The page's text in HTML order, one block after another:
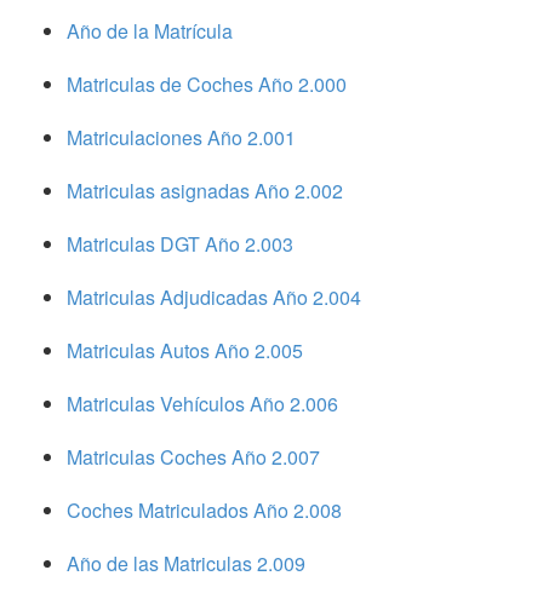
Año de la Matrícula
Matriculas de Coches Año 2.000
Matriculaciones Año 2.001
Matriculas asignadas Año 2.002
Matriculas DGT Año 2.003
Matriculas Adjudicadas Año 2.004
Matriculas Autos Año 2.005
Matriculas Vehículos Año 2.006
Matriculas Coches Año 2.007
Coches Matriculados Año 2.008
Año de las Matriculas 2.009